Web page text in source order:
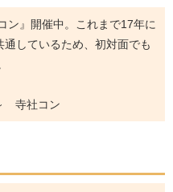
ン』開催中。これまで17年に
しているため、初対面でも
寺社コン